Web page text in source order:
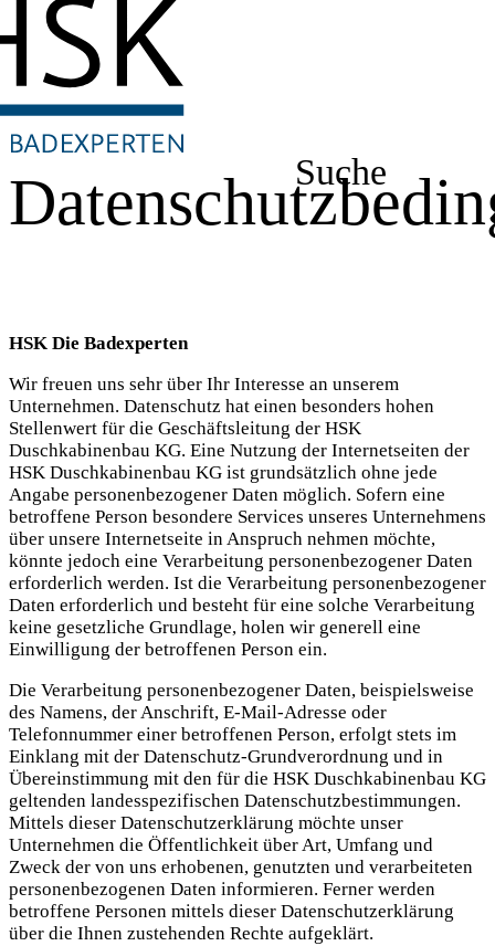
Suche
HSK Die Badexperten
Wir freuen uns sehr über Ihr Interesse an unserem
Unternehmen. Datenschutz hat einen besonders hohen
Stellenwert für die Geschäftsleitung der HSK
Duschkabinenbau KG. Eine Nutzung der Internetseiten der
HSK Duschkabinenbau KG ist grundsätzlich ohne jede
Angabe personenbezogener Daten möglich. Sofern eine
betroffene Person besondere Services unseres Unternehmens
über unsere Internetseite in Anspruch nehmen möchte,
könnte jedoch eine Verarbeitung personenbezogener Daten
erforderlich werden. Ist die Verarbeitung personenbezogener
Daten erforderlich und besteht für eine solche Verarbeitung
keine gesetzliche Grundlage, holen wir generell eine
Einwilligung der betroffenen Person ein.
Die Verarbeitung personenbezogener Daten, beispielsweise
des Namens, der Anschrift, E-Mail-Adresse oder
Telefonnummer einer betroffenen Person, erfolgt stets im
Einklang mit der Datenschutz-Grundverordnung und in
Übereinstimmung mit den für die HSK Duschkabinenbau KG
geltenden landesspezifischen Datenschutzbestimmungen.
Mittels dieser Datenschutzerklärung möchte unser
Unternehmen die Öffentlichkeit über Art, Umfang und
Zweck der von uns erhobenen, genutzten und verarbeiteten
personenbezogenen Daten informieren. Ferner werden
betroffene Personen mittels dieser Datenschutzerklärung
über die Ihnen zustehenden Rechte aufgeklärt.